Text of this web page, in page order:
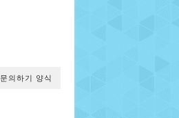
문의하기 양식